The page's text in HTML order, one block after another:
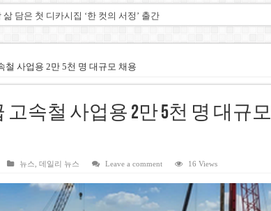
담은 첫 디카시집 ‘한 컷의 서정’ 출간
표 9조2천억동, 2~3개월 조기 달성 자신”
축구계·북미 정치권 불신임 압박 직면
…허리도 못 펴는 열악한 환경
: 키이우, 탄도미사일 요격 실패…드론, 모스크바 집중 공격
사업, 2026년 말 완공 목표
임명 난항
철 사업용 2만 5천 명 대규모 채용
고속철 사업용 2만 5천 명 대규모
뉴스 데일리 뉴스 Leave a comment 16 Views